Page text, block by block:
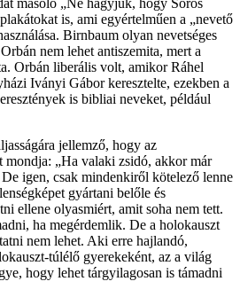
is, ami egyértelműen a „nevető
Birnbaum olyan nevetséges
nem lehet antiszemita, mert a
Orbán liberális volt, amikor Ráhel
Iványi Gábor keresztelte, ezekben a
is bibliai neveket, például
jellemző, hogy az
mondja: „Ha valaki zsidó, akkor már
igen, csak mindenkiről kötelező lenne
gyártani belőle és
ellene olyasmiért, amit soha nem tett.
ha megérdemlik. De a holokauszt
nem lehet. Aki erre hajlandó,
túlélő gyerekeként, az a világ
hogy lehet tárgyilagosan is támadni